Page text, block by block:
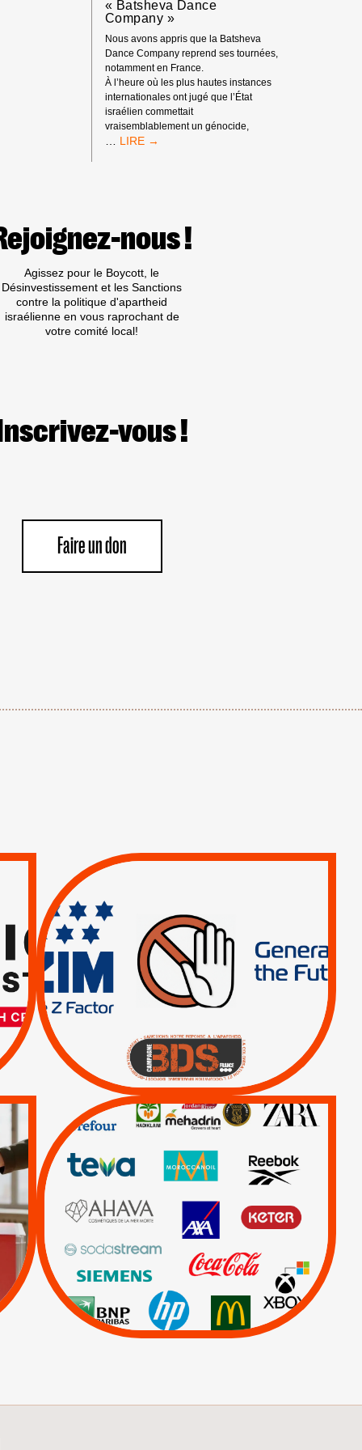
« Batsheva Dance
Company »
Nous avons appris que la Batsheva
Dance Company reprend ses tournées,
notamment en France.
À l’heure où les plus hautes instances
internationales ont jugé que l’État
israélien commettait
vraisemblablement un génocide,
… APPEL
L’INSTITUTION
CULTURELLE
COMPLICE
« BATSHEVA
DANCE
COMPANY »
nous !
Agissez pour le Boycott, le
Désinvestissement et les Sanctions
contre la politique d'apartheid
israélienne en vous raprochant de
votre comité local!
Inscrivez-vous !
Faire un don
RESPECT DU DROIT
INTERNATIONAL ?
TRUMP, MACRON :
MÊME COMBAT
| Actus |
| Boycott militaire |
Lettres d'interpellation
QUE BOYCOTTER ?
Actus | Ahava
Carrefour HP
Keter |
Livres et brochures
Mehadrin | PUMA |
Sodastream
Visuels, tracts,
affiches,...